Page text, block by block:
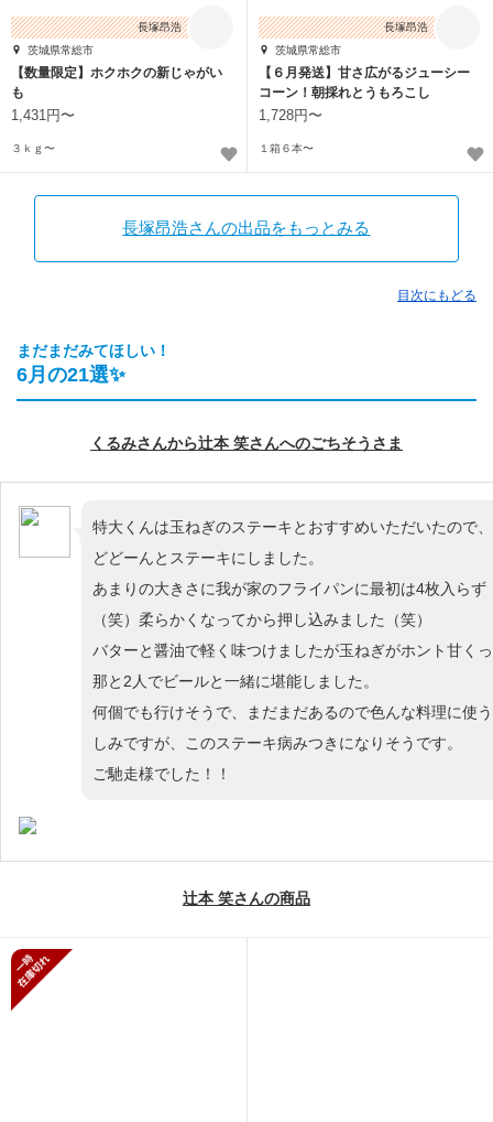
長塚昂浩
茨城県常総市
【数量限定】ホクホクの新じゃがい
も
1,431円〜
３ｋｇ〜
長塚昂浩
茨城県常総市
【６月発送】甘さ広がるジューシー
コーン！朝採れとうもろこし
1,728円〜
１箱６本〜
長塚昂浩さんの出品をもっとみる
目次にもどる
まだまだみてほしい！
6月の21選✨️
くるみさんから辻本 笑さんへのごちそうさま
特大くんは玉ねぎのステーキとおすすめいただいたので
どどーんとステーキにしました。
あまりの大きさに我が家のフライパンに最初は4枚入らず
（笑）柔らかくなってから押し込みました（笑）
バターと醤油で軽く味つけましたが玉ねぎがホント甘く
那と2人でビールと一緒に堪能しました。
何個でも行けそうで、まだまだあるので色んな料理に使
しみですが、このステーキ病みつきになりそうです。
ご馳走様でした！！
辻本 笑さんの商品